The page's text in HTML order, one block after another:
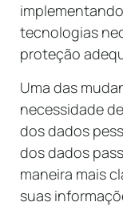
tecnologias
proteção
Uma das
necessidade
dos dados
dos dados
maneira mais
suas